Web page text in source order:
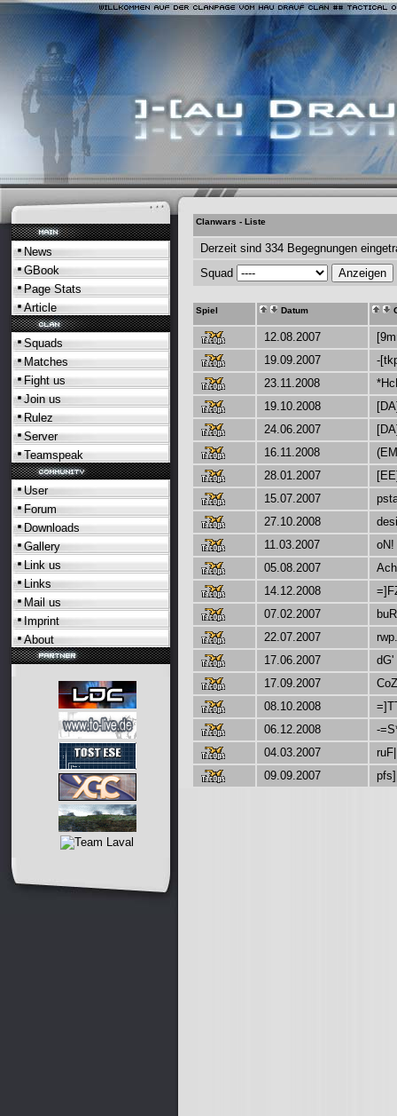
News
GBook
Page Stats
Article
Squads
Matches
Fight us
Join us
Rulez
Server
Teamspeak
User
Forum
Downloads
Gallery
Link us
Links
Mail us
Imprint
About
Clanwars - Liste
Derzeit sind 334 Begegnungen
Squad
Spiel Datum
12.08.2007
19.09.2007
-
23.11.2008
19.10.2008
24.06.2007
16.11.2008
28.01.2007
15.07.2007
27.10.2008
11.03.2007
oN!
05.08.2007
14.12.2008
07.02.2007
22.07.2007
17.06.2007
dG'
17.09.2007
CoZ
08.10.2008
06.12.2008
-
04.03.2007
ruF|
09.09.2007